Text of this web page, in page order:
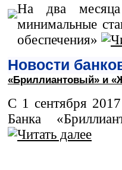
На два
минимальные
обеспечения»
Новости
«Бриллиантовый» и
С 1 сентября
Банка